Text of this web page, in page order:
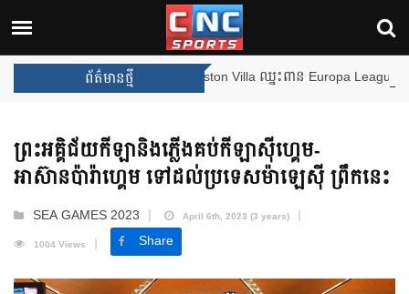
ព័ត៌មានថ្មី
ឈ្នះពានរង្វាន់បន្ថែមទៀត បន្ទាប់ពី Aston Villa ឈ្នះពាន Europa League
ព្រះអគ្គិជ័យកីឡានិងភ្លើងគប់កីឡាស៊ីហ្គេម-
អាស៊ានប៉ារ៉ាហ្គេម ទៅដល់ប្រទេសម៉ាឡេស៊ី ព្រឹកនេះ
SEA GAMES 2023
April 6th, 2023 (3 years)
1004 Views
Share